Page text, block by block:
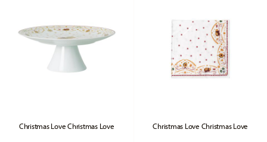
Christmas Love Christmas Love Christmas Love Christmas Love